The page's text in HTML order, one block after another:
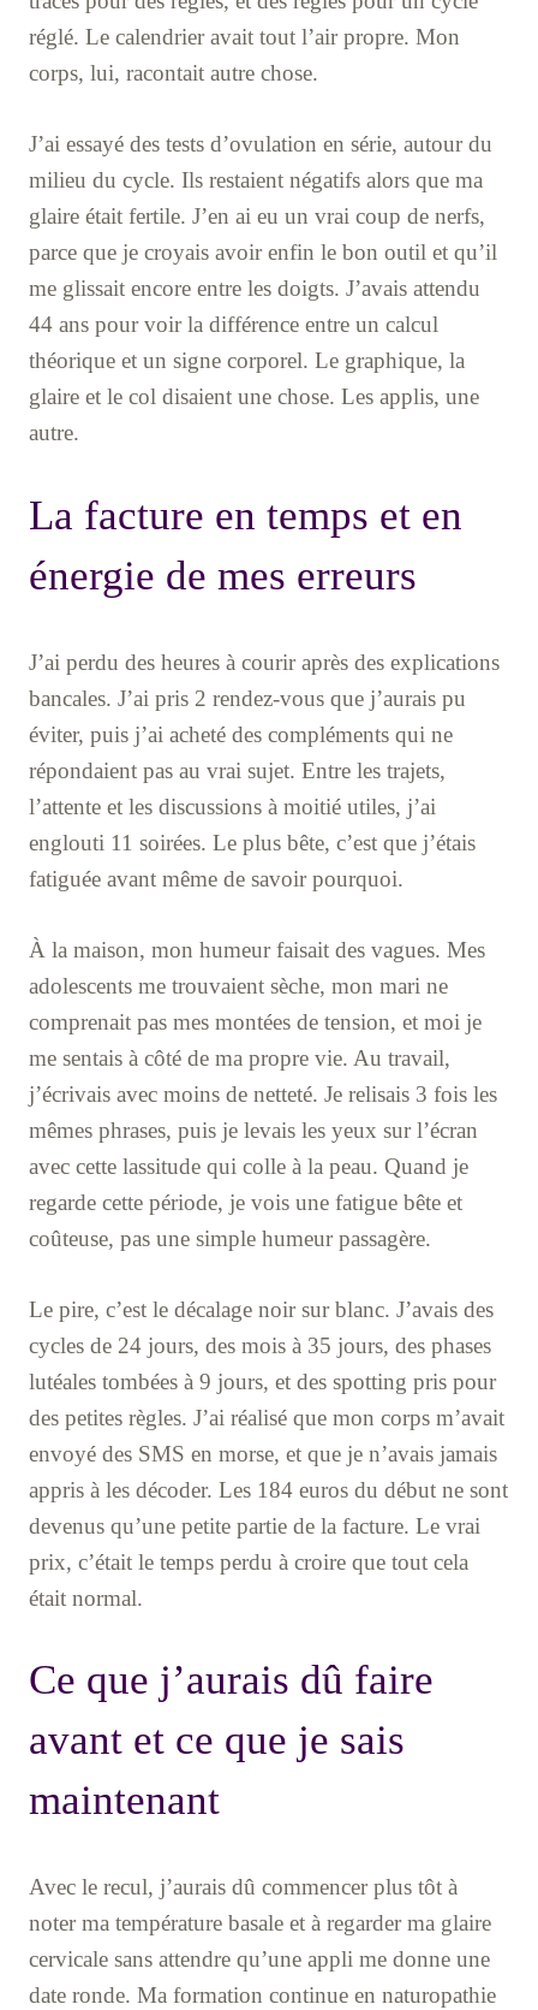
réglé. Le calendrier avait tout l’air propre. Mon
corps, lui, racontait autre chose.
J’ai essayé des tests d’ovulation en série, autour du
milieu du cycle. Ils restaient négatifs alors que ma
glaire était fertile. J’en ai eu un vrai coup de nerfs,
parce que je croyais avoir enfin le bon outil et qu’il
me glissait encore entre les doigts. J’avais attendu
44 ans pour voir la différence entre un calcul
théorique et un signe corporel. Le graphique, la
glaire et le col disaient une chose. Les applis, une
autre.
La facture en temps et en
énergie de mes erreurs
J’ai perdu des heures à courir après des explications
bancales. J’ai pris 2 rendez-vous que j’aurais pu
éviter, puis j’ai acheté des compléments qui ne
répondaient pas au vrai sujet. Entre les trajets,
l’attente et les discussions à moitié utiles, j’ai
englouti 11 soirées. Le plus bête, c’est que j’étais
fatiguée avant même de savoir pourquoi.
À la maison, mon humeur faisait des vagues. Mes
adolescents me trouvaient sèche, mon mari ne
comprenait pas mes montées de tension, et moi je
me sentais à côté de ma propre vie. Au travail,
j’écrivais avec moins de netteté. Je relisais 3 fois les
mêmes phrases, puis je levais les yeux sur l’écran
avec cette lassitude qui colle à la peau. Quand je
regarde cette période, je vois une fatigue bête et
coûteuse, pas une simple humeur passagère.
Le pire, c’est le décalage noir sur blanc. J’avais des
cycles de 24 jours, des mois à 35 jours, des phases
lutéales tombées à 9 jours, et des spotting pris pour
des petites règles. J’ai réalisé que mon corps m’avait
envoyé des SMS en morse, et que je n’avais jamais
appris à les décoder. Les 184 euros du début ne sont
devenus qu’une petite partie de la facture. Le vrai
prix, c’était le temps perdu à croire que tout cela
était normal.
Ce que j’aurais dû faire
avant et ce que je sais
maintenant
Avec le recul, j’aurais dû commencer plus tôt à
noter ma température basale et à regarder ma glaire
cervicale sans attendre qu’une appli me donne une
date ronde. Ma formation continue en naturopathie